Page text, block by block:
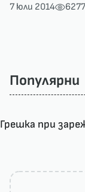
7 юли 2014 6277
Популярни
Грешка при